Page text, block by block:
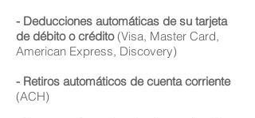
- Deducciones automáticas de su tarjeta
de débito o crédito(Visa, Master Card,
American Express, Discovery)
- Retiros automáticos de cuenta corriente
(ACH)